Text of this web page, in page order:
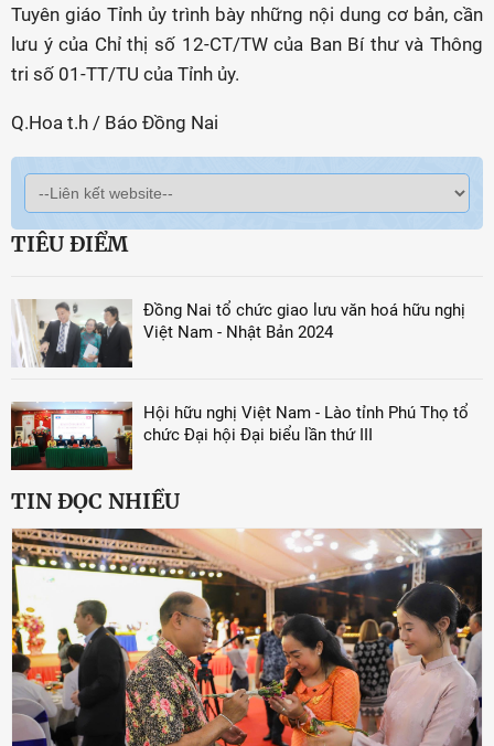
Tuyên giáo Tỉnh ủy trình bày những nội dung cơ bản, cần
lưu ý của Chỉ thị số 12-CT/TW của Ban Bí thư và Thông
tri số 01-TT/TU của Tỉnh ủy.
Q.Hoa t.h / Báo Đồng Nai
TIÊU ĐIỂM
Đồng Nai tổ chức giao lưu văn hoá hữu nghị
Việt Nam - Nhật Bản 2024
Hội hữu nghị Việt Nam - Lào tỉnh Phú Thọ tổ
chức Đại hội Đại biểu lần thứ III
TIN ĐỌC NHIỀU